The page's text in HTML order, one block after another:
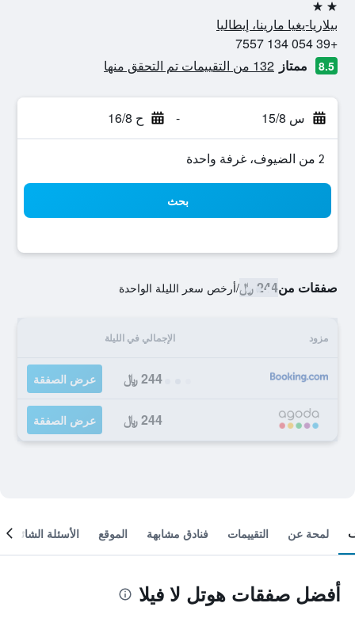
2 نجمتين
بيلاريا-يغيا مارينا، إيطاليا
+39 054 134 7557
8.5 ممتاز 132 من التقييمات تم التحقق منها
س 15/8 - ح 16/8
2 من الضيوف، غرفة واحدة
بحث
صفقات من244 ﷼ /أرخص سعر الليلة الواحدة
مزود الإجمالي في الليلة
244 ﷼ عرض الصفقة
244 ﷼ عرض الصفقة
لمحة عن التقييمات فنادق مشابهة الموقع الأسئلة الشائعة
أفضل صفقات هوتل لا فيلا